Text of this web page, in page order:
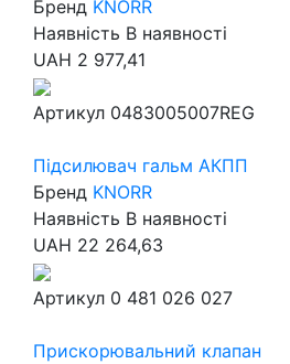
Бренд KNORR
Наявність В наявності
UAH 2 977,41
Артикул 0483005007REG
Підсилювач гальм АКПП
Бренд KNORR
Наявність В наявності
UAH 22 264,63
Артикул 0 481 026 027
Прискорювальний клапан